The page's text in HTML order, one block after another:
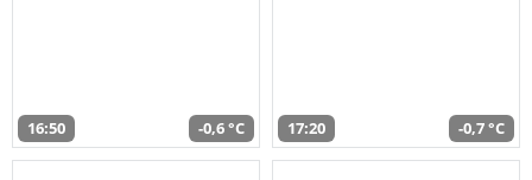
16:50 -0,6 °C 17:20 -0,7 °C